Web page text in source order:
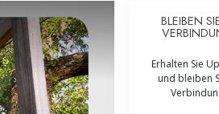
DiensteBeistände bei Krankheiten und
Integrität und Ehrlichkeit
Ehe
BLEIBEN
Erhalten Sie
und bleiben